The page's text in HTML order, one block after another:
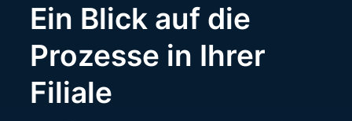
Ein Blick auf die
Prozesse in Ihrer
Filiale